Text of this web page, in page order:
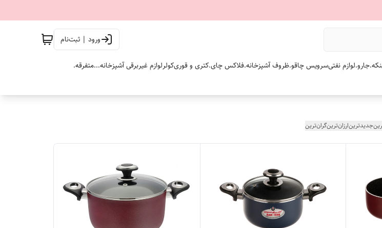
ورود | ثبت‌نام
جارو.لوازم نفتیسرویس چاقو.ظروف آشپزخانه.فلاکس چای.کتری و قوریکولرلوازم غیربرقی آشپزخانه...متفرقه.
جدیدترینارزان‌ترینگران‌ترین